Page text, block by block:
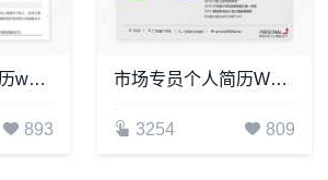
2023最新个人简历word模板(17)
893
市场专员个人简历Word模板
3254 809